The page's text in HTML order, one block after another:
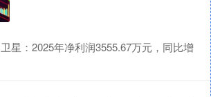
星：2025年净利润3555.67万元，同比增